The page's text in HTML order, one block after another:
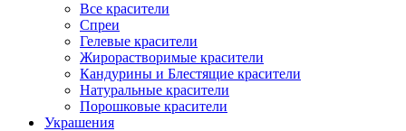
Все красители
Спреи
Гелевые красители
Жирорастворимые красители
Кандурины и Блестящие красители
Натуральные красители
Порошковые красители
Украшения